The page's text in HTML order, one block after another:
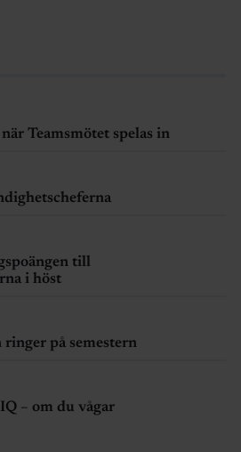
Teamsmötet spelas in
till
i höst
på semestern
– om du vågar